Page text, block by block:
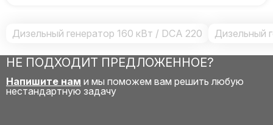
Дизельный генератор 160 кВт / DCA 220 Дизельный
НЕ ПОДХОДИТ ПРЕДЛОЖЕННОЕ?
Напишите нам и мы поможем вам решить любую
нестандартную задачу